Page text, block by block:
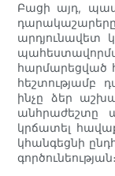
Բացի այդ,
արդյունավետ
հարմարեցված
հեշտությամբ
ինչը ձեր
անհրաժեշտը
կրճատել
կհանգեցնի
գործունեության։